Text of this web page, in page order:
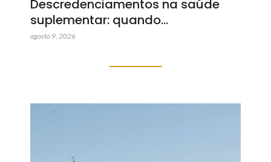
Descredenciamentos na saúde
suplementar: quando…
agosto 9, 2026